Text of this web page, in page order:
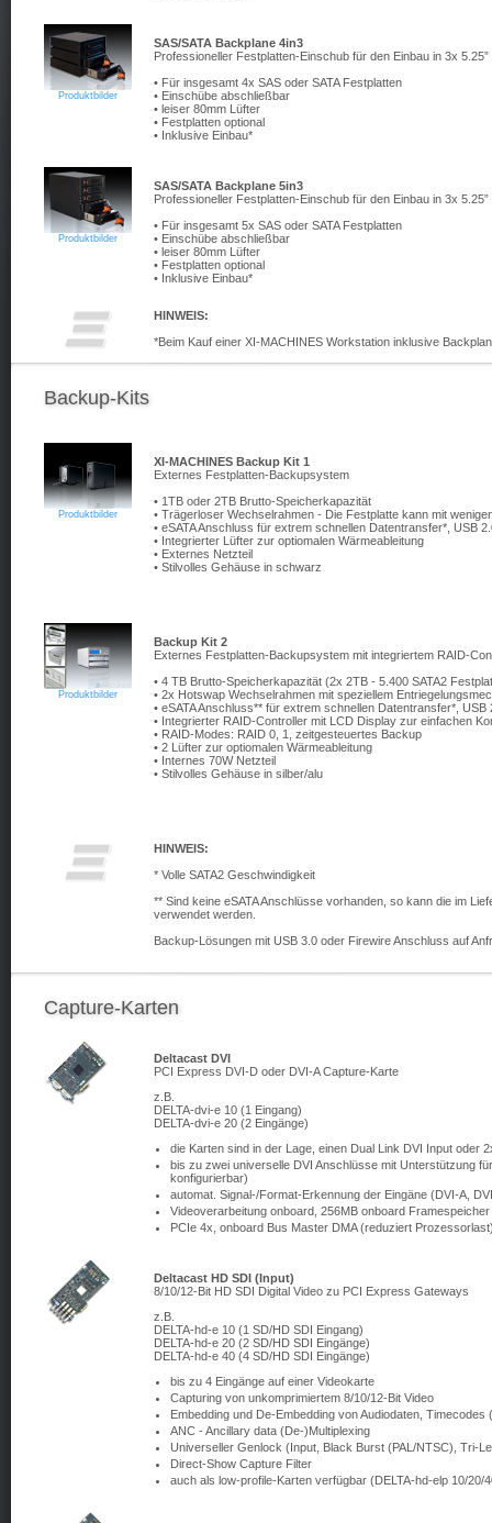
Produktbilder
SAS/SATA Backplane 4in3
Professioneller Festplatten-Einschub für den Einbau in 3x
• Für insgesamt 4x SAS oder SATA Festplatten
• Einschübe abschließbar
• leiser 80mm Lüfter
• Festplatten optional
• Inklusive Einbau*
Produktbilder
SAS/SATA Backplane 5in3
Professioneller Festplatten-Einschub für den Einbau in 3x
• Für insgesamt 5x SAS oder SATA Festplatten
• Einschübe abschließbar
• leiser 80mm Lüfter
• Festplatten optional
• Inklusive Einbau*
HINWEIS:
*Beim Kauf einer XI-MACHINES Workstation inklusive
Backup-Kits
Produktbilder
XI-MACHINES Backup Kit 1
Externes Festplatten-Backupsystem
• 1TB oder 2TB Brutto-Speicherkapazität
• Trägerloser Wechselrahmen - Die Festplatte kann mit
• eSATA Anschluss für extrem schnellen Datentransfer*, USB
• Integrierter Lüfter zur optiomalen Wärmeableitung
• Externes Netzteil
• Stilvolles Gehäuse in schwarz
Produktbilder
Backup Kit 2
Externes Festplatten-Backupsystem mit integriertem RAID-
• 4 TB Brutto-Speicherkapazität (2x 2TB - 5.400 SATA2
• 2x Hotswap Wechselrahmen mit speziellem
• eSATA Anschluss** für extrem schnellen Datentransfer*, USB
• Integrierter RAID-Controller mit LCD Display zur einfachen
• RAID-Modes: RAID 0, 1, zeitgesteuertes Backup
• 2 Lüfter zur optiomalen Wärmeableitung
• Internes 70W Netzteil
• Stilvolles Gehäuse in silber/alu
HINWEIS:
* Volle SATA2 Geschwindigkeit
** Sind keine eSATA Anschlüsse vorhanden, so kann die im
verwendet werden.
Backup-Lösungen mit USB 3.0 oder Firewire Anschluss auf
Capture-Karten
Deltacast DVI
PCI Express DVI-D oder DVI-A Capture-Karte
z.B.
DELTA-dvi-e 10 (1 Eingang)
DELTA-dvi-e 20 (2 Eingänge)
die Karten sind in der Lage, einen Dual Link DVI Input oder
bis zu zwei universelle DVI Anschlüsse mit Unterstützung
konfigurierbar)
automat. Signal-/Format-Erkennung der Eingäne (DVI-A,
Videoverarbeitung onboard, 256MB onboard Framespeicher
PCIe 4x, onboard Bus Master DMA (reduziert
Deltacast HD SDI (Input)
8/10/12-Bit HD SDI Digital Video zu PCI Express Gateways
z.B.
DELTA-hd-e 10 (1 SD/HD SDI Eingang)
DELTA-hd-e 20 (2 SD/HD SDI Eingänge)
DELTA-hd-e 40 (4 SD/HD SDI Eingänge)
bis zu 4 Eingänge auf einer Videokarte
Capturing von unkomprimiertem 8/10/12-Bit Video
Embedding und De-Embedding von Audiodaten, Timecodes
ANC - Ancillary data (De-)Multiplexing
Universeller Genlock (Input, Black Burst (PAL/NTSC), Tri-
Direct-Show Capture Filter
auch als low-profile-Karten verfügbar (DELTA-hd-elp 10/20/